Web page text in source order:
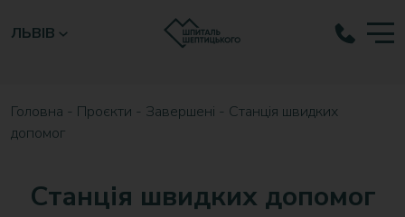
ЛЬВІВ
Головна - Проєкти - Завершені - Станція швидких
допомог
Станція швидких допомог